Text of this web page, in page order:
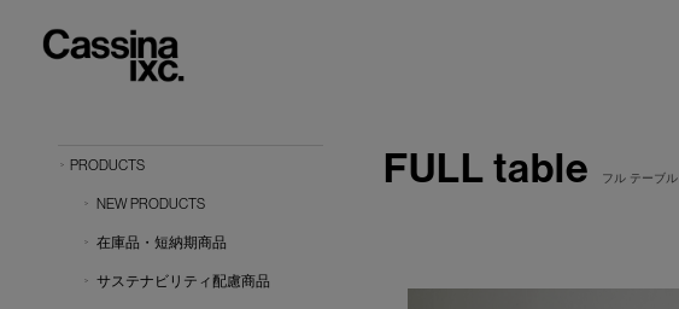
FULL table フル テーブル
PRODUCTS
NEW PRODUCTS
在庫品・短納期商品
サステナビリティ配慮商品